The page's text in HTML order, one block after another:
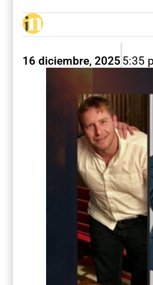
16 diciembre, 2025 5:35